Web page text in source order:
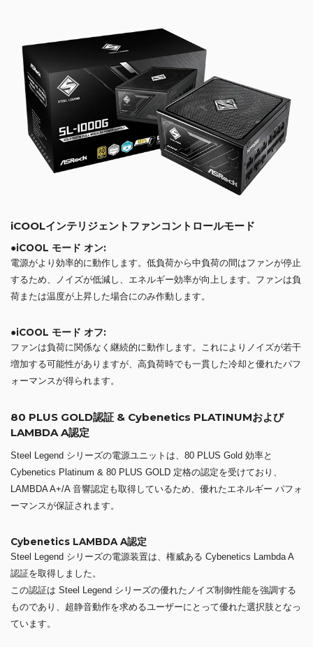
iCOOLインテリジェントファンコントロールモード
●iCOOL モード オン:
電源がより効率的に動作します。低負荷から中負荷の間はファンが停止
するため、ノイズが低減し、エネルギー効率が向上します。ファンは負
荷または温度が上昇した場合にのみ作動します。
●iCOOL モード オフ:
ファンは負荷に関係なく継続的に動作します。これによりノイズが若干
増加する可能性がありますが、高負荷時でも一貫した冷却と優れたパフ
ォーマンスが得られます。
80 PLUS GOLD認証 & Cybenetics PLATINUMおよび
LAMBDA A認定
Steel Legend シリーズの電源ユニットは、80 PLUS Gold 効率と
Cybenetics Platinum & 80 PLUS GOLD 定格の認定を受けており、
LAMBDA A+/A 音響認定も取得しているため、優れたエネルギー パフォ
ーマンスが保証されます。
Cybenetics LAMBDA A認定
Steel Legend シリーズの電源装置は、権威ある Cybenetics Lambda A
認証を取得しました。
この認証は Steel Legend シリーズの優れたノイズ制御性能を強調する
ものであり、超静音動作を求めるユーザーにとって優れた選択肢となっ
ています。